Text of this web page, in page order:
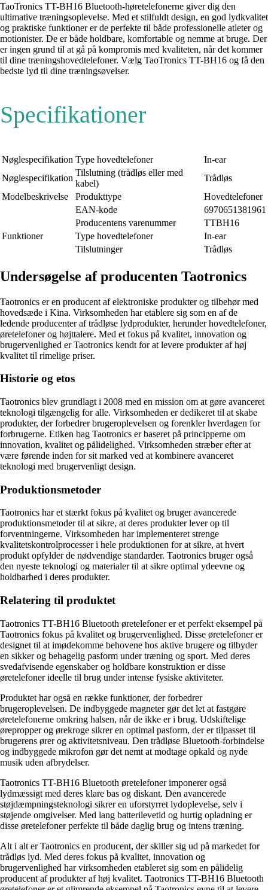
TaoTronics TT-BH16 Bluetooth-høretelefonerne giver dig den
ultimative træningsoplevelse. Med et stilfuldt design, en god lydkvalitet
og praktiske funktioner er de perfekte til både professionelle atleter og
motionister. De er både holdbare, komfortable og nemme at bruge. Der
er ingen grund til at gå på kompromis med kvaliteten, når det kommer
til dine træningshovedtelefoner. Vælg TaoTronics TT-BH16 og få den
bedste lyd til dine træningsøvelser.
Specifikationer
Nøglespecifikation Type hovedtelefoner
In-ear
Nøglespecifikation
Tilslutning (trådløs eller med
kabel)
Trådløs
Modelbeskrivelse
Produkttype
Hovedtelefoner
EAN-kode
6970651381961
Producentens varenummer
TTBH16
Funktioner
Type hovedtelefoner
In-ear
Tilslutninger
Trådløs
Undersøgelse af producenten Taotronics
Taotronics er en producent af elektroniske produkter og tilbehør med
hovedsæde i Kina. Virksomheden har etablere sig som en af de
ledende producenter af trådløse lydprodukter, herunder hovedtelefoner,
øretelefoner og højttalere. Med et fokus på kvalitet, innovation og
brugervenlighed er Taotronics kendt for at levere produkter af høj
kvalitet til rimelige priser.
Historie og etos
Taotronics blev grundlagt i 2008 med en mission om at gøre avanceret
teknologi tilgængelig for alle. Virksomheden er dedikeret til at skabe
produkter, der forbedrer brugeroplevelsen og forenkler hverdagen for
forbrugerne. Etiken bag Taotronics er baseret på principperne om
innovation, kvalitet og pålidelighed. Virksomheden stræber efter at
være førende inden for sit marked ved at kombinere avanceret
teknologi med brugervenligt design.
Produktionsmetoder
Taotronics har et stærkt fokus på kvalitet og bruger avancerede
produktionsmetoder til at sikre, at deres produkter lever op til
forventningerne. Virksomheden har implementeret strenge
kvalitetskontrolprocesser i hele produktionen for at sikre, at hvert
produkt opfylder de nødvendige standarder. Taotronics bruger også
den nyeste teknologi og materialer til at sikre optimal ydeevne og
holdbarhed i deres produkter.
Relatering til produktet
Taotronics TT-BH16 Bluetooth øretelefoner er et perfekt eksempel på
Taotronics fokus på kvalitet og brugervenlighed. Disse øretelefoner er
designet til at imødekomme behovene hos aktive brugere og tilbyder
en sikker og behagelig pasform under træning og sport. Med deres
svedafvisende egenskaber og holdbare konstruktion er disse
øretelefoner ideelle til brug under intense fysiske aktiviteter.
Produktet har også en række funktioner, der forbedrer
brugeroplevelsen. De indbyggede magneter gør det let at fastgøre
øretelefonerne omkring halsen, når de ikke er i brug. Udskiftelige
ørepropper og ørekroge sikrer en optimal pasform, der er tilpasset til
brugerens ører og aktivitetsniveau. Den trådløse Bluetooth-forbindelse
og indbyggede mikrofon gør det nemt at modtage opkald og nyde
musik uden afbrydelser.
Taotronics TT-BH16 Bluetooth øretelefoner imponerer også
lydmæssigt med deres klare bas og diskant. Den avancerede
støjdæmpningsteknologi sikrer en uforstyrret lydoplevelse, selv i
støjende omgivelser. Med lang batterilevetid og hurtig opladning er
disse øretelefoner perfekte til både daglig brug og intens træning.
Alt i alt er Taotronics en producent, der skiller sig ud på markedet for
trådløs lyd. Med deres fokus på kvalitet, innovation og
brugervenlighed har virksomheden etableret sig som en pålidelig
producent af produkter af høj kvalitet. Taotronics TT-BH16 Bluetooth